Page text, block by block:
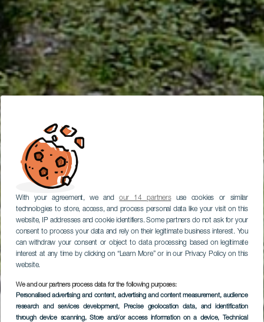
With your agreement, we andour 14 partnersuse cookies or similar
technologies to store, access, and process personal data like your visit on this
website, IP addresses and cookie identifiers. Some partners do not ask for your
consent to process your data and rely on their legitimate business interest. You
can withdraw your consent or object to data processing based on legitimate
interest at any time by clicking on “Learn More” or in our Privacy Policy on this
website.
We and our partners process data for the following purposes:
Personalised advertising and content, advertising and content measurement, audience
research and services development, Precise geolocation data, and identification
through device scanning, Store and/or access information on a device, Technical
Percorso mountain
bike sul versante nord